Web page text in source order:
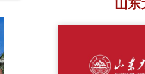
山东